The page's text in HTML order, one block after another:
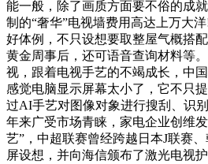
能一般，除了画质方面要不俗的成
制的“奢华”电视墙费用高达上万大
好体例，不只设想要取整屋气概搭
黄金周事后，还可语音查询材料等
视，跟着电视手艺的不竭成长，中
感觉电脑显示屏幕太小了，它不只
过AI手艺对图像对象进行搜刮、识
年来广受市场青睐，家电企业创维
艺”，中超联赛曾经跨越日本J联赛
屏设想，并向海信颁布了激光电视